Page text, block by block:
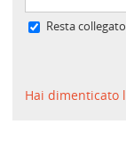
Resta collegato
Hai dimenticato